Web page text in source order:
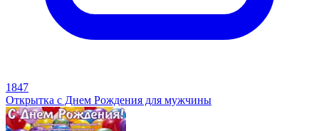
1847
Открытка с Днем Рождения для мужчины